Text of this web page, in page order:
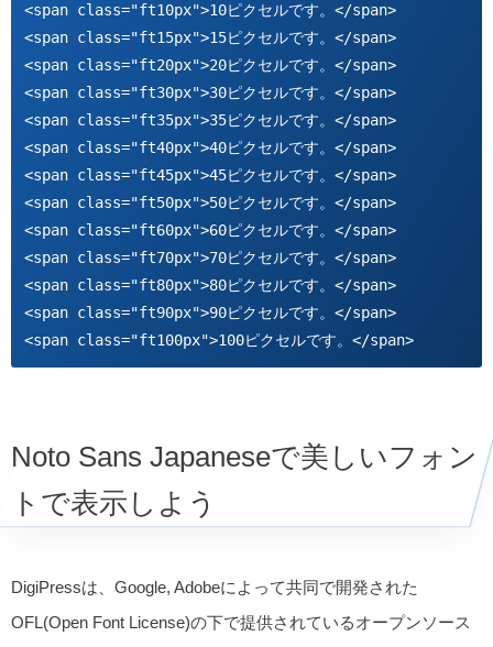
<span class="ft10px">10ピクセルです。</span>
<span class="ft15px">15ピクセルです。</span>
<span class="ft20px">20ピクセルです。</span>
<span class="ft30px">30ピクセルです。</span>
<span class="ft35px">35ピクセルです。</span>
<span class="ft40px">40ピクセルです。</span>
<span class="ft45px">45ピクセルです。</span>
<span class="ft50px">50ピクセルです。</span>
<span class="ft60px">60ピクセルです。</span>
<span class="ft70px">70ピクセルです。</span>
<span class="ft80px">80ピクセルです。</span>
<span class="ft90px">90ピクセルです。</span>
<span class="ft100px">100ピクセルです。</span>
Noto Sans Japaneseで美しいフォン
トで表示しよう
DigiPressは、Google, Adobeによって共同で開発された
OFL(Open Font License)の下で提供されているオープンソース